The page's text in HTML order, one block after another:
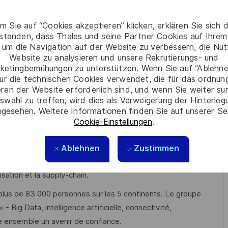
Sie auf “Cookies akzeptieren” klicken, erklären Sie sich
dass Thales und seine Partner Cookies auf
um die Navigation auf der Website zu verbessern, die
Website zu analysieren und unsere Rekrutierungs- und
zu unterstützen. Wenn Sie auf
die technischen Cookies verwendet, die für das
der Website erforderlich sind, und wenn Sie weiter
zu treffen, wird dies als Verweigerung der
Weitere Informationen finden Sie auf unserer
Cookie-Einstellungen.
Ablehnen Zustimmen
à coordonner les activités d’intégration,
opérationnelle (Lean, 5S, TPM, VSM, Short Interval
pragmatique et orientée performance.
problèmes, l’analyse des incidents, le suivi des actions
avec une capacité à évoluer dans un
(défense, intégration de systèmes, équipements
équipes, accompagner les team leaders, faciliter la
et la supply-chain.
de 83 000 personnes sur les 5 continents. Le groupe
- Big Data, intelligence artificielle, connectivité,
un avenir de confiance.